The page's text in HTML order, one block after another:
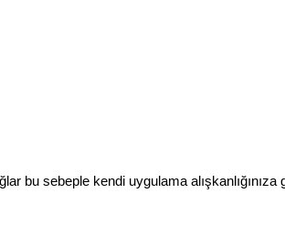
bu sebeple kendi uygulama